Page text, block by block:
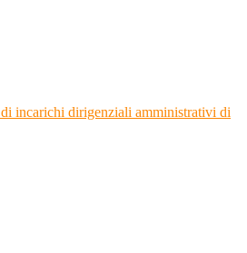
incarichi dirigenziali amministrativi di